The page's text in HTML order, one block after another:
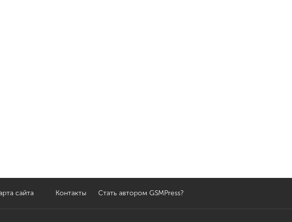
сайта Контакты Стать автором GSMPress?